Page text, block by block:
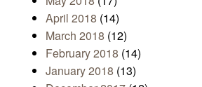
April 2018 (14)
March 2018 (12)
February 2018 (14)
January 2018 (13)